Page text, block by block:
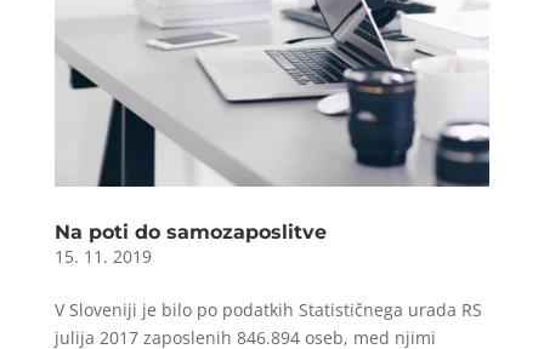
Na poti do samozaposlitve
15. 11. 2019
V Sloveniji je bilo po podatkih Statističnega urada RS
julija 2017 zaposlenih 846.894 oseb, med njimi